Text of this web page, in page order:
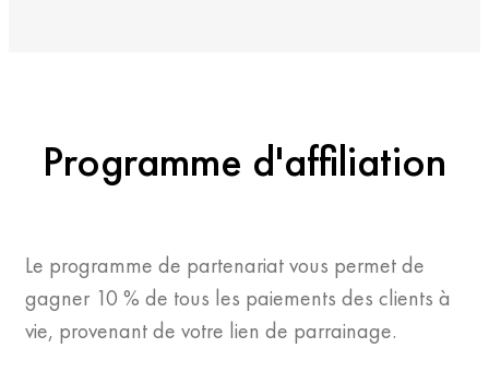
Programme d'affiliation
Le programme de partenariat vous permet de
gagner 10 % de tous les paiements des clients à
vie, provenant de votre lien de parrainage.